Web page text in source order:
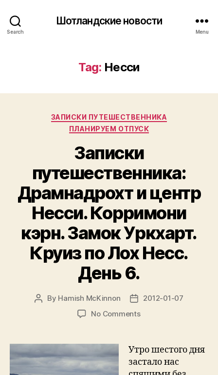
Search
Шотландские новости
Menu
Tag: Несси
Categories
ЗАПИСКИ ПУТЕШЕСТВЕННИКА
ПЛАНИРУЕМ ОТПУСК
Записки
путешественника:
Драмнадрохт и центр
Несси. Корримони
кэрн. Замок Уркхарт.
Круиз по Лох Несс.
День 6.
Post
By Hamish McKinnon
Post
date
2012-01-07
No Commentson
Драмнадрохт
и
центр
Утро шестого дня
застало нас